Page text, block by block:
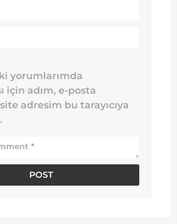
yorumlarımda
için adım, e-posta
adresim bu tarayıcıya